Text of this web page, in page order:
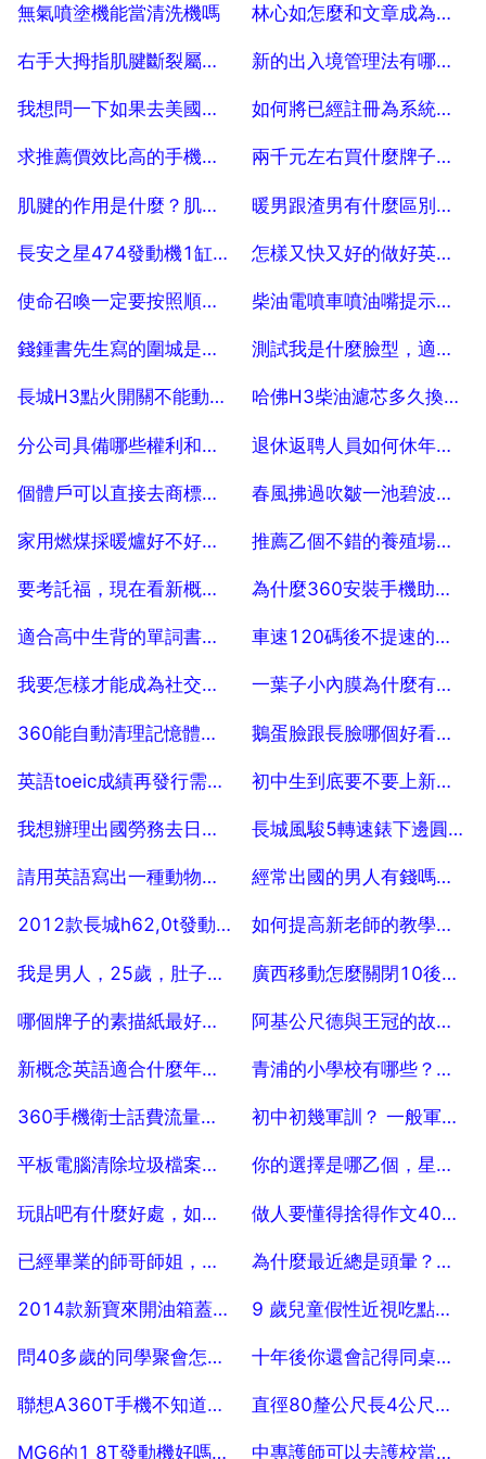
無氣噴塗機能當清洗機嗎
2025-07-18
林心如怎麼和文章成為好朋友的
2025-07-18
右手大拇指肌腱斷裂屬於幾級傷殘
2025-07-18
新的出入境管理法有哪些新內容？
2025-07-18
我想問一下如果去美國的話，可以帶海參嗎？
2025-07-18
如何將已經註冊為系統元件的軟體取消註冊
2025-07-18
求推薦價效比高的手機或者2016什麼手機好用，謝謝
2025-07-18
兩千元左右買什麼牌子的智慧型手機好？
2025-07-18
肌腱的作用是什麼？肌肉有什麼作用
2025-07-18
暖男跟渣男有什麼區別，暖男和渣男有很大區別麼
2025-07-18
長安之星474發動機1缸噴油嘴電路開路，是什麼原因
2025-07-18
怎樣又快又好的做好英語中的選詞填空題。
2025-07-18
使命召喚一定要按照順序玩嗎？
2025-07-18
柴油電噴車噴油嘴提示供電電壓低怎麼回事
2025-07-18
錢鍾書先生寫的圍城是什麼含義
2025-07-18
測試我是什麼臉型，適合留什麼劉海
2025-07-18
長城H3點火開關不能動怎麼回事
2025-07-18
哈佛H3柴油濾芯多久換一次
2025-07-18
分公司具備哪些權利和義務？！
2025-07-18
退休返聘人員如何休年假，退休後被返聘有年假嗎？
2025-07-18
個體戶可以直接去商標局自己申請商標麼？ 20
2025-07-18
春風拂過吹皺一池碧波對仗句的下一句怎麼寫
2025-07-18
家用燃煤採暖爐好不好？燃煤 氣化採暖爐爐，到底怎麼樣
2025-07-18
推薦乙個不錯的養殖場用的採暖裝置？
2025-07-18
要考託福，現在看新概念三有用嗎
2025-07-18
為什麼360安裝手機助手之前一定要安裝360安全衛士
2025-07-18
適合高中生背的單詞書有哪些？
2025-07-18
車速120碼後不提速的原因
2025-07-18
我要怎樣才能成為社交精英
2025-07-18
一葉子小內膜為什麼有酒精味
2025-07-18
360能自動清理記憶體麼？
2025-07-18
鵝蛋臉跟長臉哪個好看，鵝蛋臉屬於長臉嗎
2025-07-18
英語toeic成績再發行需要多久
2025-07-18
初中生到底要不要上新概念英語
2025-07-18
我想辦理出國勞務去日本，都有啥專案
2025-07-18
長城風駿5轉速錶下邊圓紅色標誌啥意思
2025-07-18
請用英語寫出一種動物的生長過程至少55個單詞
2025-07-18
經常出國的男人有錢嗎？出國旅遊的人都是有錢的人嗎
2025-07-18
2012款長城h62,0t發動機編號在什麼地方
2025-07-18
如何提高新老師的教學水平
2025-07-18
我是男人，25歲，肚子大很難看，啤酒肚也很難看，能跑步嗎？減肥嗎
2025-07-18
廣西移動怎麼關閉10後設資料流量套餐
2025-07-18
哪個牌子的素描紙最好用，哪種素描紙好用
2025-07-18
阿基公尺德與王冠的故事縮寫
2025-07-18
新概念英語適合什麼年齡的孩子學
2025-07-18
青浦的小學校有哪些？上海青浦區中專學校有哪些
2025-07-18
360手機衛士話費流量一鍵校準要多少餘額
2025-07-18
初中初幾軍訓？ 一般軍訓幾天？
2025-07-18
平板電腦清除垃圾檔案用什麼軟體好
2025-07-18
你的選擇是哪乙個，星期三，星期四，星期五，星期天，一定要說明理由
2025-07-18
玩貼吧有什麼好處，如何玩貼吧。。。貼吧有什麼用
2025-07-18
做人要懂得捨得作文400字
2025-07-18
已經畢業的師哥師姐，學位英語考試難不難
2025-07-18
為什麼最近總是頭暈？而且頭一歪暈的特別厲害？
2025-07-18
2014款新寶來開油箱蓋在駕駛室什麼位置
2025-07-18
9 歲兒童假性近視吃點維生素a行嗎
2025-07-18
問40多歲的同學聚會怎麼穿著才好呢
2025-07-18
十年後你還會記得同桌嗎 怎麼發說說
2025-07-18
聯想A360T手機不知道怎麼出現請輸入PIN 防盜密碼，怎麼辦？ 5
2025-07-18
直徑80釐公尺長4公尺，怎麼算方啊？
2025-07-18
MG6的1 8T發動機好嗎？誰能來講一下？ 中專護師可以去護校當護師嗎